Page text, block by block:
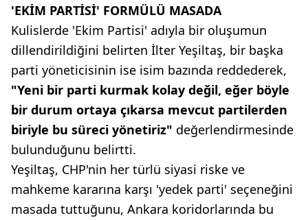
'EKİM PARTİSİ' FORMÜLÜ MASADA
Kulislerde 'Ekim Partisi' adıyla bir oluşumun
dillendirildiğini belirten İlter Yeşiltaş, bir başka
parti yöneticisinin ise isim bazında reddederek,
"Yeni bir parti kurmak kolay değil, eğer böyle
bir durum ortaya çıkarsa mevcut partilerden
biriyle bu süreci yönetiriz" değerlendirmesinde
bulunduğunu belirtti.
Yeşiltaş, CHP'nin her türlü siyasi riske ve
mahkeme kararına karşı 'yedek parti' seçeneğini
masada tuttuğunu, Ankara koridorlarında bu